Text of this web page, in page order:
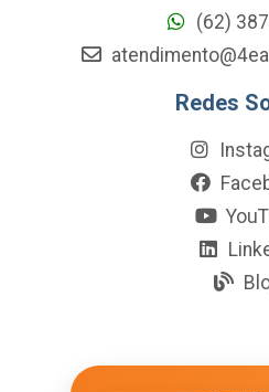
(62)
Redes